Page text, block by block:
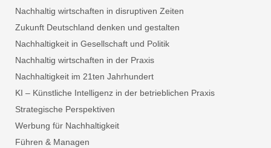
Nachhaltig wirtschaften in disruptiven Zeiten
Zukunft Deutschland denken und gestalten
Nachhaltigkeit in Gesellschaft und Politik
Nachhaltig wirtschaften in der Praxis
Nachhaltigkeit im 21ten Jahrhundert
KI – Künstliche Intelligenz in der betrieblichen Praxis
Strategische Perspektiven
Werbung für Nachhaltigkeit
Führen & Managen